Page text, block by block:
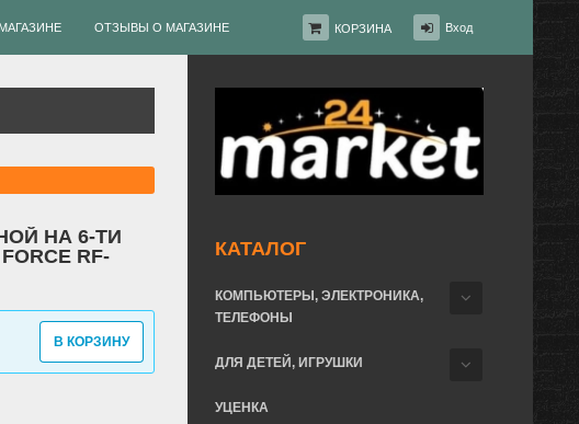
КОРЗИНА Вход
ОТЗЫВЫ О МАГАЗИНЕ
КАТАЛОГ
КОМПЬЮТЕРЫ, ЭЛЕКТРОНИКА,
ТЕЛЕФОНЫ
ДЛЯ ДЕТЕЙ, ИГРУШКИ
УЦЕНКА
НА 6-ТИ
RF-
В КОРЗИНУ